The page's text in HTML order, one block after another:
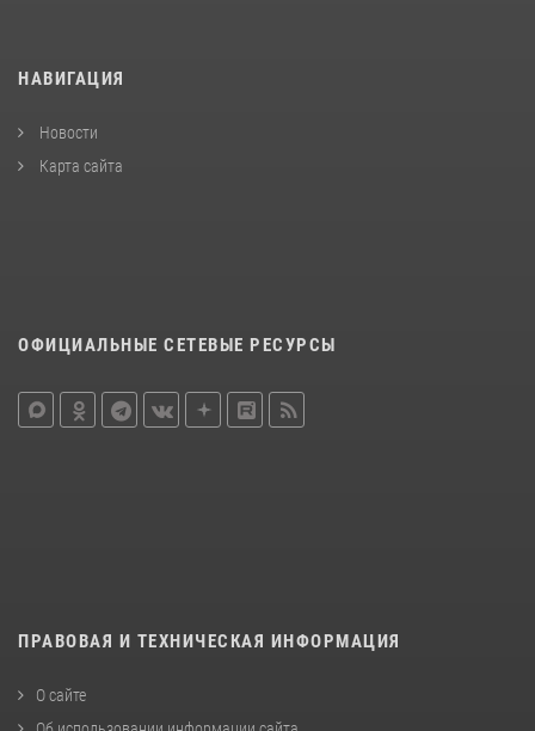
НАВИГАЦИЯ
Новости
Карта сайта
ОФИЦИАЛЬНЫЕ СЕТЕВЫЕ РЕСУРСЫ
ПРАВОВАЯ И ТЕХНИЧЕСКАЯ ИНФОРМАЦИЯ
О сайте